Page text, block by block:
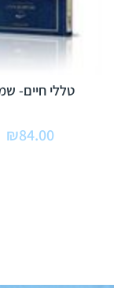
טללי חיים-
₪84.00